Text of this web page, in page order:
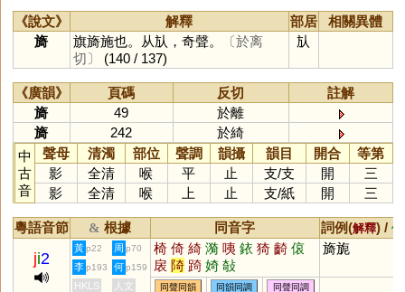
《說文》 解釋 部居
相關異體
旖
旗旖施也。从㫃，奇聲。
〔於离
切〕
(140 / 137)
㫃
《廣韻》 頁碼 反切
註解
旖
49
於離
旖
242
於綺
中
古
音
聲母 清濁 部位 聲調 韻攝 韻目 開合
等第
影
全清 喉 平 止 支/支 開
三
影
全清 喉 上 止 支/紙 開 三
粵語音節 & 根據 同音字 詞例(解釋) /
ji2
黃 p22 周 p70 椅 倚 綺 漪 咦 銥 猗 齮 偯
扆 陭 踦 婍 敧
旖旎
李 p193 何 p159
HKLS 人文 同聲同韻 同韻同調 同聲同調